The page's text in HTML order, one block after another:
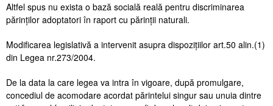
Altfel spus nu exista o bază socială reală pentru discriminarea
părinților adoptatori în raport cu părinții naturali.
Modificarea legislativă a intervenit asupra dispozițiilor art.50 alin.(1)
din Legea nr.273/2004.
De la data la care legea va intra în vigoare, după promulgare,
concediul de acomodare acordat părintelui singur sau unuia dintre